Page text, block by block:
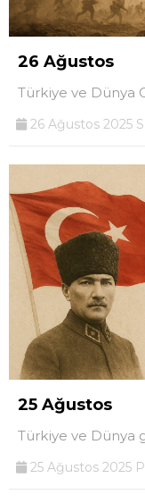
26 Ağustos
Türkiye ve Dünya
26 Ağustos 2025
25 Ağustos
Türkiye ve Dünya
25 Ağustos 2025